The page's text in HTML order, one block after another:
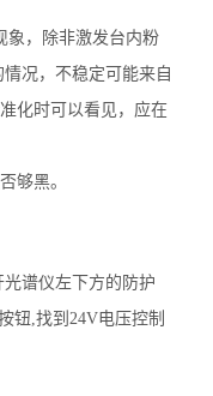
象，除非激发台内粉
况，不稳定可能来自
化时可以看见，应在
够黑。
谱仪左下方的防护
钮,找到24V电压控制